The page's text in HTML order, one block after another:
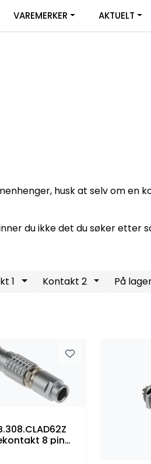
VAREMERKER AKTUELT
husk at selv om en
du ikke det du søker etter
1 Kontakt 2 På
8 pin